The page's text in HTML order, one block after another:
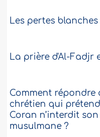
Les pertes
La prière d'Al-Fadjr
Comment répondre
chrétien qui
Coran n’interdit
musulmane ?